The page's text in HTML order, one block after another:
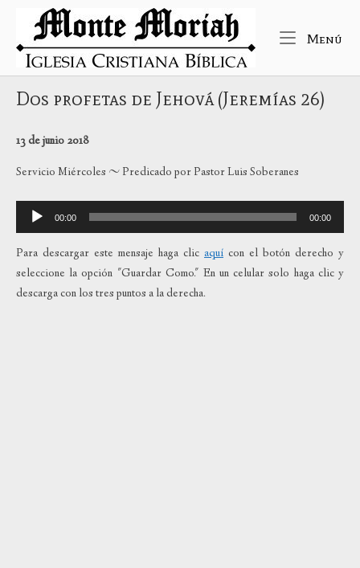
contenido
Inicio
Menú
Dos profetas de Jehová (Jeremías 26)
13 de junio 2018
Servicio Miércoles ~ Predicado por Pastor Luis Soberanes
Reproductor
de
audio
00:00 00:00
Para descargar este mensaje haga clic aquí con el botón derecho y
seleccione la opción "Guardar Como." En un celular solo haga clic y
descarga con los tres puntos a la derecha.